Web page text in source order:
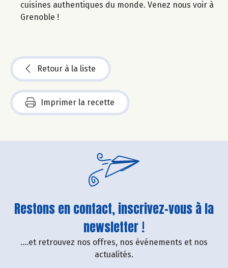
cuisines authentiques du monde. Venez nous voir à
Grenoble !
Retour à la liste
Imprimer la recette
Restons en contact, inscrivez-vous à la
newsletter !
....et retrouvez nos offres, nos événements et nos
actualités.